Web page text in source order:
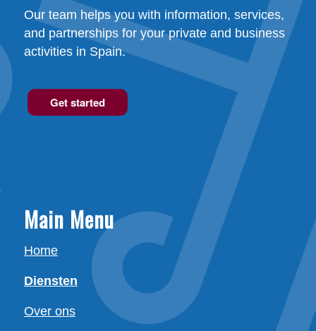
Our team helps you with information, services,
and partnerships for your private and business
activities in Spain.
Get started
Main Menu
Home
Diensten
Over ons